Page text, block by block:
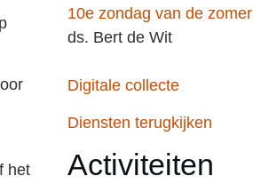
het
10e zondag van de zomer
ds. Bert de Wit
Digitale collecte
Diensten terugkijken
Activiteiten